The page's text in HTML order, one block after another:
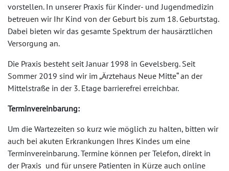
vorstellen. In unserer Praxis für Kinder- und Jugendmedizin
betreuen wir Ihr Kind von der Geburt bis zum 18. Geburtstag.
Dabei bieten wir das gesamte Spektrum der hausärztlichen
Versorgung an.
Die Praxis besteht seit Januar 1998 in Gevelsberg. Seit
Sommer 2019 sind wir im „Ärztehaus Neue Mitte“ an der
Mittelstraße in der 3. Etage barrierefrei erreichbar.
Terminvereinbarung:
Um die Wartezeiten so kurz wie möglich zu halten, bitten wir
auch bei akuten Erkrankungen Ihres Kindes um eine
Terminvereinbarung. Termine können per Telefon, direkt in
der Praxis und für unsere Patienten in Kürze auch online